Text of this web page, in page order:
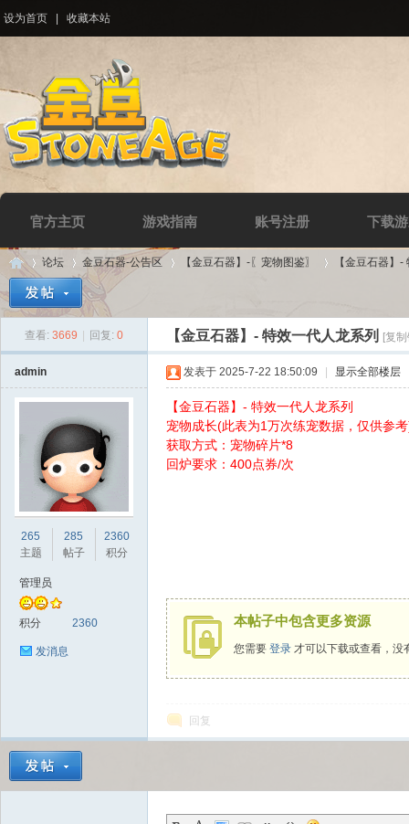
设为首页 收藏本站
官方主页 游戏指南 账号注册 下载
»
论坛
›
金豆石器-公告区 【金豆石器】-〖宠物图鉴〗
›
【金豆石器】
查看: 3669 回复: 0 【金豆石器】- 特效一代人龙系列 [复
admin
265
主题
285
帖子
2360
积分
管理员
积分 2360
发消息
发表于 2025-7-22 18:50:09 显示全部楼层
【金豆石器】- 特效一代人龙系列
宠物成长(此表为1万次练宠数据，仅供参
获取方式：宠物碎片*8
回炉要求：400点券/次
本帖子中包含更多资源
您需要 登录 才可以下载或查看，没
回复